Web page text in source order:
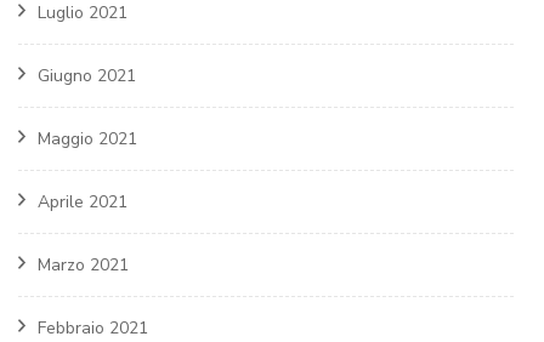
Luglio 2021
Giugno 2021
Maggio 2021
Aprile 2021
Marzo 2021
Febbraio 2021